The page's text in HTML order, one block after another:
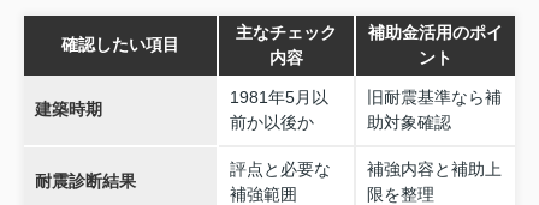
確認したい項目
主なチェック
内容
補助金活用のポイ
ント
建築時期
1981年5月以
前か以後か
旧耐震基準なら補
助対象確認
耐震診断結果
評点と必要な
補強範囲
補強内容と補助上
限を整理